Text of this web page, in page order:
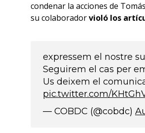
condenar la acciones de
su colaboradorvioló los
expressem el nostre
Seguirem el cas per
Us deixem el
pic.twitter.com/
— COBDC (@cobdc)